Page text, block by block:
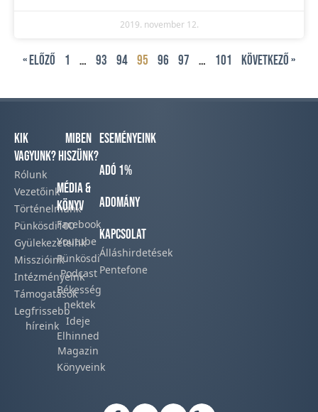
2019. november 12.
« Előző 1 … 93 94 95 96 97 … 101 Következő »
Kik
vagyunk?
Rólunk
Vezetőink
Történelmünk​
Pünkösdi100
Gyülekezeteink​
Misszióink​
Intézményeink
Támogatások
Legfrissebb
híreink​
Miben
hiszünk?
Média &
Könyv
Facebook​
Youtube
Pünkösdi
Podcast​
Békesség
nektek
Ideje
Elhinned
Magazin
Könyveink
Eseményeink
Adó 1%
Adomány
Kapcsolat
Álláshirdetések
Pentefone